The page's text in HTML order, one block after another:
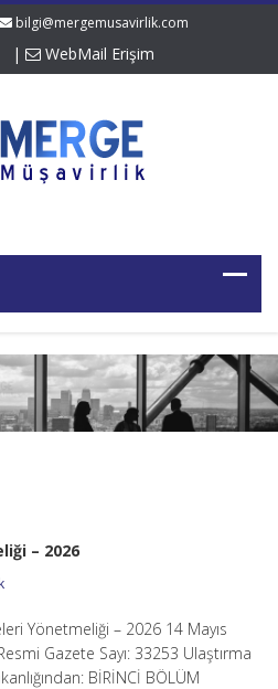
bilgi@mergemusavirlik.com
| WebMail Erişim
– 2026
Yönetmeliği – 2026 14 Mayıs
Gazete Sayı: 33253 Ulaştırma
BİRİNCİ BÖLÜM